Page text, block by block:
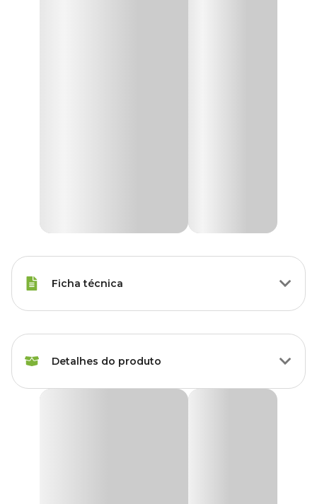
Ficha técnica
Tipo Ração
Detalhes do produto